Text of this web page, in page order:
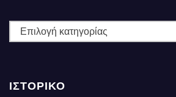
ΚΑΤΗΓΟΡΙΕΣ
ΙΣΤΟΡΙΚΌ